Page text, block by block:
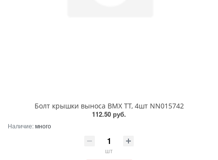
Болт крышки выноса BMX TT, 4шт NN015742
112.50 руб.
Наличие:много
шт